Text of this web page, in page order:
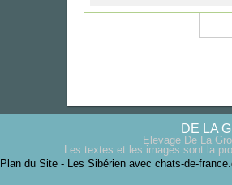
DE LA
Elevage De La
Les textes et les images sont la
Plan du Site- Les Sibérien avec chats-de-